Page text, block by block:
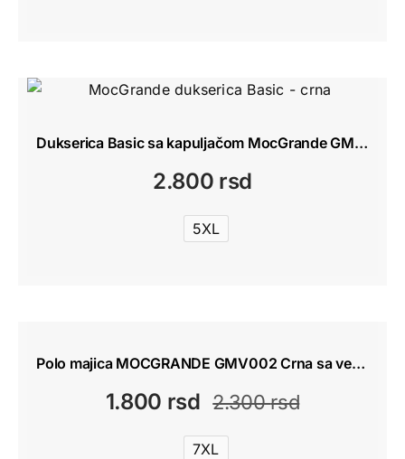
Dukserica Basic sa kapuljačom MocGrande GMV013 Crna
2.800 rsd
5XL
Polo majica MOCGRANDE GMV002 Crna sa vezom
2.300rsd
Originalna
1.800 rsd
Trenutna
7XL